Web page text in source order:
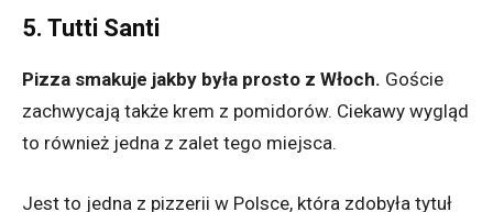
5. Tutti Santi
Pizza smakuje jakby była prosto z Włoch. Goście
zachwycają także krem z pomidorów. Ciekawy wygląd
to również jedna z zalet tego miejsca.
Jest to jedna z pizzerii w Polsce, która zdobyła tytuł